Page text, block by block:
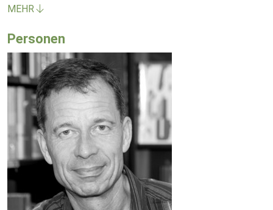
MEHR
Personen